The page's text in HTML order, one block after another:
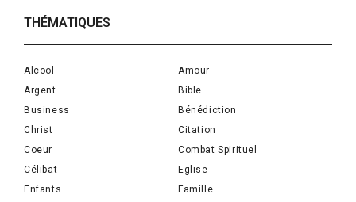
THÉMATIQUES
Alcool
Amour
Argent
Bible
Business
Bénédiction
Christ
Citation
Coeur
Combat Spirituel
Célibat
Eglise
Enfants
Famille